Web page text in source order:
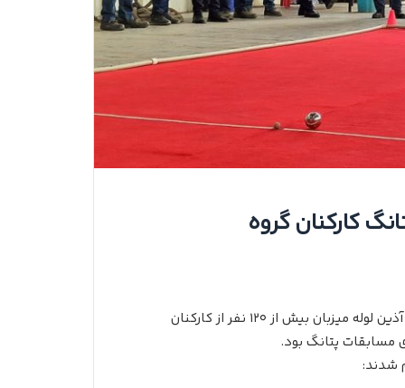
کارکنان گروه
به گزارش روابط‌عمومی باشگاه، ظهر امروز ۱۱ آذرماه، شرکت آذین لوله میزبان بیش از ۱۲۰ نفر از کارکنان
مسابقات پتانگ بود.
شدند: